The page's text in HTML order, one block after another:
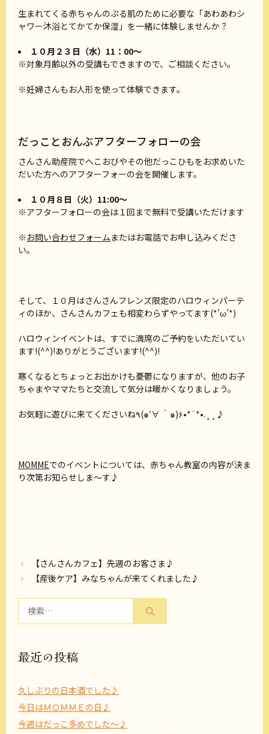
生まれてくる赤ちゃんのぷる肌のために必要な「あわあわシ
ャワー沐浴とてかてか保湿」を一緒に体験しませんか？
１０月２３日（水）11：00～
※対象月齢以外の受講もできますので、ご相談ください。
※妊婦さんもお人形を使って体験できます。
だっことおんぶアフターフォローの会
さんさん助産院でへこおびやその他だっこひもをお求めいた
だいた方へのアフターフォーの会を開催します。
１０月８日（火）11:00～
※アフターフォローの会は１回まで無料で受講いただけます
※ お問い合わせフォームまたはお電話でお申し込みくださ
い。
そして、１０月はさんさんフレンズ限定のハロウィンパーテ
ィのほか、さんさんカフェも相変わらずやってます(*’ω’*)
ハロウィンイベントは、すでに満席のご予約をいただいてい
ます!(^^)!ありがとうございます!(^^)!
寒くなるとちょっとお出かけも憂鬱になりますが、他のお子
ちゃまやママたちと交流して気分は暖かくなりましょう。
お気軽に遊びに来てくださいね٩(๑′∀ ‵๑)۶•*¨*•.¸¸♪
MOMMEでのイベントについては、赤ちゃん教室の内容が決ま
り次第お知らせしま～す♪
【さんさんカフェ】先週のお客さま♪
【産後ケア】みなちゃんが来てくれました♪
最近の投稿
久しぶりの日本酒でした♪
今日はＭＯＭＭＥの日♪
今週はだっこ多めでした～♪